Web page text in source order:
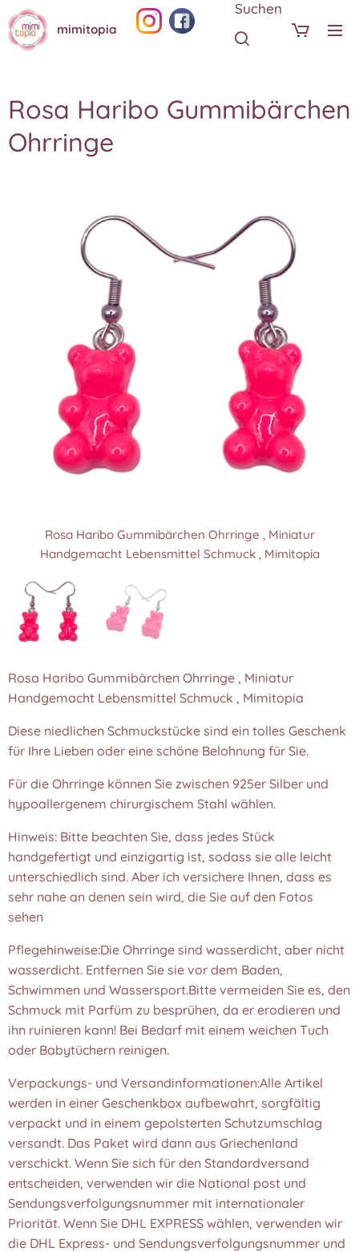
mimitopia
Suchen
Rosa Haribo Gummibärchen
Ohrringe
Rosa Haribo Gummibärchen Ohrringe , Miniatur
Handgemacht Lebensmittel Schmuck , Mimitopia
Rosa Haribo Gummibärchen Ohrringe , Miniatur
Handgemacht Lebensmittel Schmuck , Mimitopia
Rosa Haribo Gummibärchen Ohrringe , Miniatur
Handgemacht Lebensmittel Schmuck , Mimitopia
Diese niedlichen Schmuckstücke sind ein tolles Geschenk
für Ihre Lieben oder eine schöne Belohnung für Sie.
Für die Ohrringe können Sie zwischen 925er Silber und
hypoallergenem chirurgischem Stahl wählen.
Hinweis: Bitte beachten Sie, dass jedes Stück
handgefertigt und einzigartig ist, sodass sie alle leicht
unterschiedlich sind. Aber ich versichere Ihnen, dass es
sehr nahe an denen sein wird, die Sie auf den Fotos
sehen
Pflegehinweise:Die Ohrringe sind wasserdicht, aber nicht
wasserdicht. Entfernen Sie sie vor dem Baden,
Schwimmen und Wassersport.Bitte vermeiden Sie es, den
Schmuck mit Parfüm zu besprühen, da er erodieren und
ihn ruinieren kann! Bei Bedarf mit einem weichen Tuch
oder Babytüchern reinigen.
Verpackungs- und Versandinformationen:Alle Artikel
werden in einer Geschenkbox aufbewahrt, sorgfältig
verpackt und in einem gepolsterten Schutzumschlag
versandt. Das Paket wird dann aus Griechenland
verschickt. Wenn Sie sich für den Standardversand
entscheiden, verwenden wir die National post und
Sendungsverfolgungsnummer mit internationaler
Priorität. Wenn Sie DHL EXPRESS wählen, verwenden wir
die DHL Express- und Sendungsverfolgungsnummer und